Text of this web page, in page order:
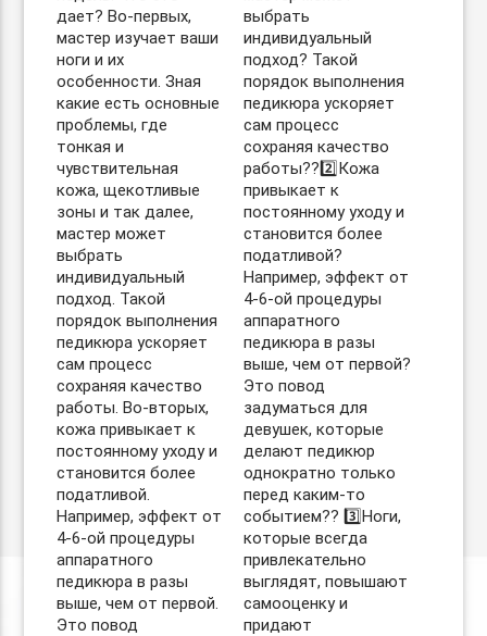
дает? Во-первых,
мастер изучает ваши
ноги и их
особенности. Зная
какие есть основные
проблемы, где
тонкая и
чувствительная
кожа, щекотливые
зоны и так далее,
мастер может
выбрать
индивидуальный
подход. Такой
порядок выполнения
педикюра ускоряет
сам процесс
сохраняя качество
работы. Во-вторых,
кожа привыкает к
постоянному уходу и
становится более
податливой.
Например, эффект от
4-6-ой процедуры
аппаратного
педикюра в разы
выше, чем от первой.
Это повод
выбрать
индивидуальный
подход? Такой
порядок выполнения
педикюра ускоряет
сам процесс
сохраняя качество
работы??2️⃣Кожа
привыкает к
постоянному уходу и
становится более
податливой?
Например, эффект от
4-6-ой процедуры
аппаратного
педикюра в разы
выше, чем от первой?
Это повод
задуматься для
девушек, которые
делают педикюр
однократно только
перед каким-то
событием?? 3️⃣Ноги,
которые всегда
привлекательно
выглядят, повышают
самооценку и
придают